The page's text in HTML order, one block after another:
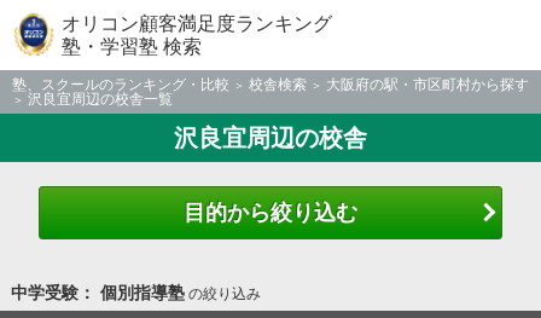
オリコン顧客満足度ランキング
塾・学習塾 検索
塾、スクールのランキング・比較 校舎検索
大阪府の駅・市区町村から探す
沢良宜周辺の校舎一覧
沢良宜周辺の校舎
目的から絞り込む
中学受験： 個別指導塾の絞り込み